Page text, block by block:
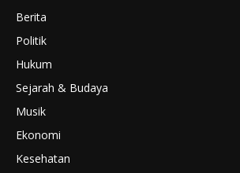
Berita
Politik
Hukum
Sejarah & Budaya
Musik
Ekonomi
Kesehatan